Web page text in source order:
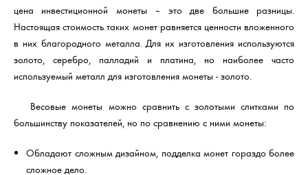
цена инвестиционной монеты – это две большие разницы.
Настоящая стоимость таких монет равняется ценности вложенного
в них благородного металла. Для их изготовления используются
золото, серебро, палладий и платина, но наиболее часто
используемый металл для изготовления монеты - золото.
Весовые монеты можно сравнить с золотыми слитками по
большинству показателей, но по сравнению с ними монеты:
Обладают сложным дизайном, подделка монет гораздо более
сложное дело.